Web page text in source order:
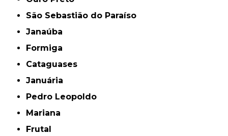
São Sebastião do Paraíso
Janaúba
Formiga
Cataguases
Januária
Pedro Leopoldo
Mariana
Frutal